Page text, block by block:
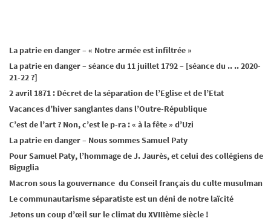
La patrie en danger – « Notre armée est infiltrée »
La patrie en danger – séance du 11 juillet 1792 – [séance du .. .. 2020-
21-22 ?]
2 avril 1871 : Décret de la séparation de l’Eglise et de l’Etat
Vacances d’hiver sanglantes dans l’Outre-République
C’est de l’art ? Non, c’est le p-ra : « à la fête » d’Uzi
La patrie en danger – Nous sommes Samuel Paty
Pour Samuel Paty, l’hommage de J. Jaurès, et celui des collégiens de
Biguglia
Macron sous la gouvernance du Conseil français du culte musulman
Le communautarisme séparatiste est un déni de notre laïcité
Jetons un coup d’œil sur le climat du XVIIIème siècle !